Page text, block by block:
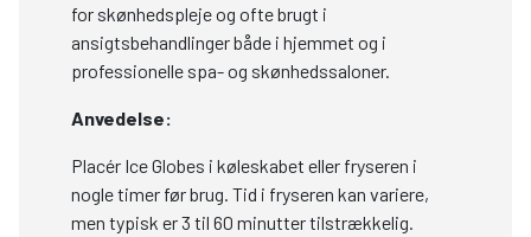
for skønhedspleje og ofte brugt i
ansigtsbehandlinger både i hjemmet og i
professionelle spa- og skønhedssaloner.
Anvedelse:
Placér Ice Globes i køleskabet eller fryseren i
nogle timer før brug. Tid i fryseren kan variere,
men typisk er 3 til 60 minutter tilstrækkelig.